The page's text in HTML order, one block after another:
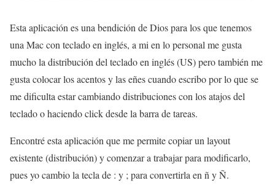
Esta aplicación es una bendición de Dios para los que tenemos
una Mac con teclado en inglés, a mi en lo personal me gusta
mucho la distribución del teclado en inglés (US) pero también me
gusta colocar los acentos y las eñes cuando escribo por lo que se
me dificulta estar cambiando distribuciones con los atajos del
teclado o haciendo click desde la barra de tareas.
Encontré esta aplicación que me permite copiar un layout
existente (distribución) y comenzar a trabajar para modificarlo,
pues yo cambio la tecla de : y ; para convertirla en ñ y Ñ.